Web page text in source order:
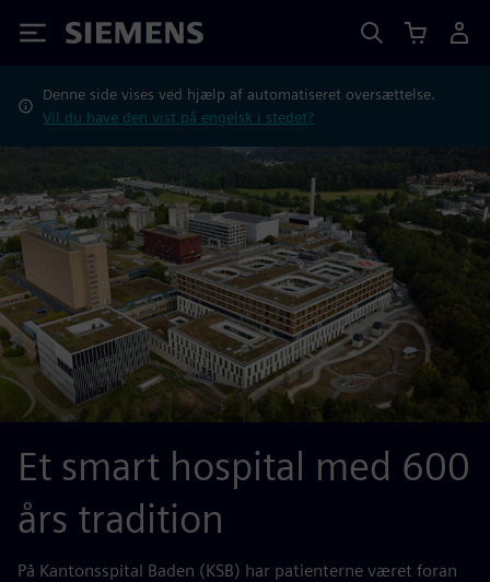
Siemens
Denne side vises ved hjælp af automatiseret oversættelse.
Vil du have den vist på engelsk i stedet?
Et smart hospital med 600
års tradition
På Kantonsspital Baden (KSB) har patienterne været foran